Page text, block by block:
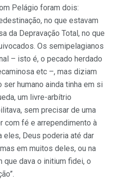
Pelágio foram dois:
no que estavam
da Depravação Total, no que
Os semipelagianos
– isto é, o pecado herdado
etc –, mas diziam
ser humano ainda tinha em si
um livre-arbítrio
sem precisar de uma
com fé e arrependimento à
eles, Deus poderia até dar
em muitos deles, ou na
que dava o initium fidei, o